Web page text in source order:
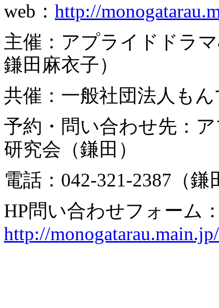
web： http://
主催：アプライドドラ
鎌田麻衣子）
共催：一般社団法人も
予約・問い合わせ先：
研究会（鎌田）
電話：042-321-2387（
HP問い合わせフォーム
http://